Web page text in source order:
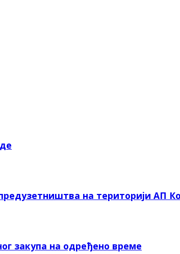
на територији АП
закупа на одређено време